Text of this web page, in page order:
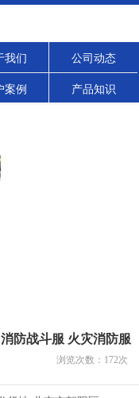
我们 公司动态
案例 产品知识
防战斗服 火灾消防服
浏览次数： 172次